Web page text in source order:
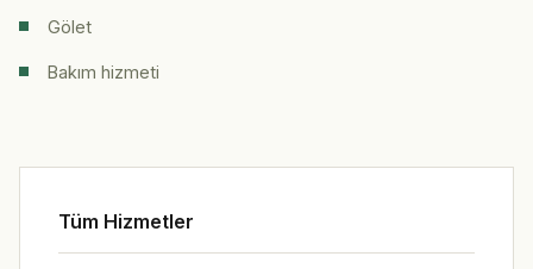
Gölet
Bakım hizmeti
Tüm Hizmetler